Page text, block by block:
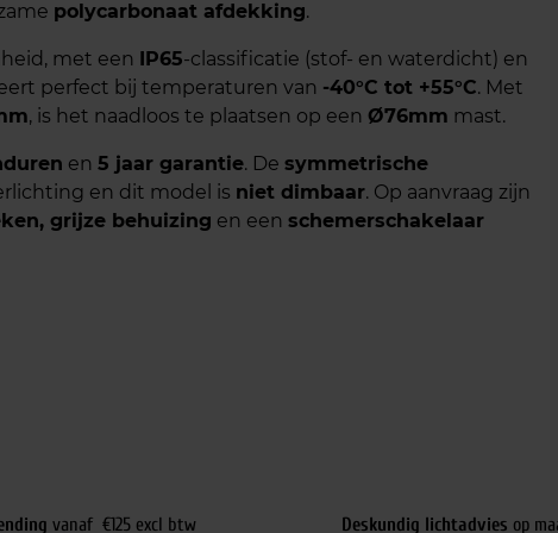
polycarbonaat afdekking.
met een IP65-classificatie (stof- en waterdicht) en
perfect bij temperaturen van -40°C tot +55°C. Met
, is het naadloos te plaatsen op een Ø76mm mast.
en 5 jaar garantie. De symmetrische
en dit model is niet dimbaar. Op aanvraag zijn
grijze behuizing en een schemerschakelaar
vanaf €125 excl btw Deskundig lichtadvies op